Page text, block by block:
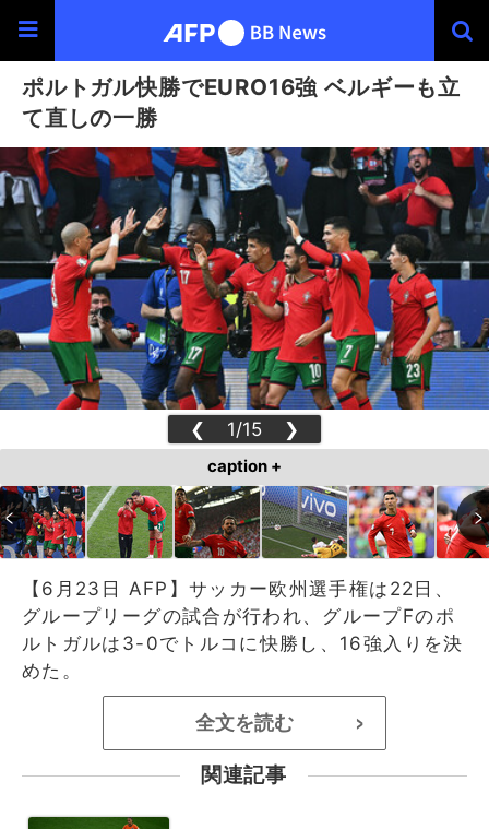
ポルトガル快勝でEURO16強 ベルギーも立
て直しの一勝
❮ 1/15 ❯
caption +
【6月23日 AFP】サッカー欧州選手権は22日、
グループリーグの試合が行われ、グループFのポ
ルトガルは3-0でトルコに快勝し、16強入りを決
めた。
全文を読む >
関連記事